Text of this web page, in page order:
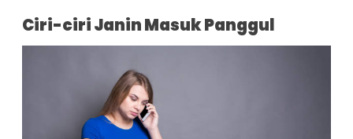
Ciri-ciri Janin Masuk Panggul